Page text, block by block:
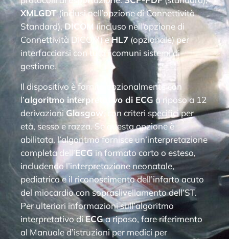
XMLGDT(inclusi nell’opzione di Connettività
Standard),DICOM(incluso nell’opzione di
Connettività DICOM) eHL7 (opzionale) per
interfacciarsi con tutti i comuni sistemi di
gestione.
Il dispositivo è fornito opzionalmente con
l’algoritmo interpretativo di ECG a riposo a 12
derivazioniGlasgow
, con criteri specifici per
età, sesso e razza. Se questa opzione è
abilitata, l’algoritmo fornisce un’interpretazione
completa dell’ECG in formato corto o esteso,
includendo l’interpretazione neonatale,
pediatrica e il riconoscimento dell’infarto acuto
del miocardio con sopraslivellamento dell’ST.
Per ulteriori informazioni sull’algoritmo
interpretativo diECGa riposo, fare riferimento
al Manuale d’istruzioni per medici per